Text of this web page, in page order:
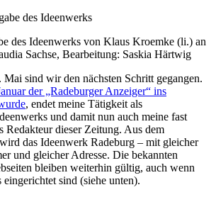
des Ideenwerks von Klaus Kroemke (li.) an
Sachse, Bearbeitung: Saskia Härtwig
sind wir den nächsten Schritt gegangen.
der „Radeburger Anzeiger“ ins
, endet meine Tätigkeit als
und damit nun auch meine fast
Redakteur dieser Zeitung. Aus dem
das Ideenwerk Radeburg – mit gleicher
und gleicher Adresse. Die bekannten
bleiben weiterhin gültig, auch wenn
eingerichtet sind (siehe unten).